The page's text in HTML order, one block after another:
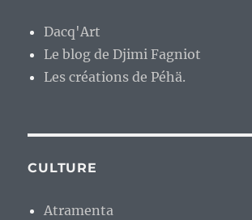
Dacq'Art
Le blog de Djimi Fagniot
Les créations de Péhä.
CULTURE
Atramenta